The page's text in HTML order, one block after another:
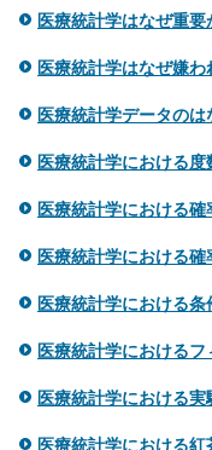
医療統計学はなぜ重要
医療統計学はなぜ嫌わ
医療統計学データのは
医療統計学における度
医療統計学における確
医療統計学における確
医療統計学における
医療統計学におけるフ
医療統計学における実
医療統計学における紅